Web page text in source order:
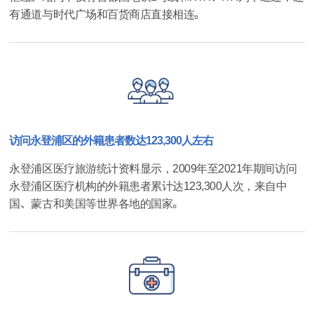
有通道与时代广场和百货商店直接相连。
访问永登浦区的外籍患者数达123,300人左右
永登浦区医疗旅游统计资料显示，2009年至2021年期间访问
永登浦区医疗机构的外籍患者累计达123,300人次，来自中
国、蒙古和美国等世界各地的国家。